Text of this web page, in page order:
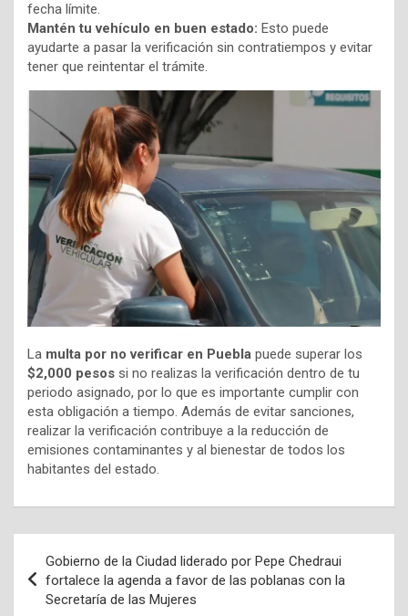
fecha límite.
Mantén tu vehículo en buen estado: Esto puede
ayudarte a pasar la verificación sin contratiempos y evitar
tener que reintentar el trámite.
La multa por no verificar en Puebla puede superar los
$2,000 pesos si no realizas la verificación dentro de tu
periodo asignado, por lo que es importante cumplir con
esta obligación a tiempo. Además de evitar sanciones,
realizar la verificación contribuye a la reducción de
emisiones contaminantes y al bienestar de todos los
habitantes del estado.
de
entradas
Gobierno de la Ciudad liderado por Pepe Chedraui
fortalece la agenda a favor de las poblanas con la
Secretaría de las Mujeres